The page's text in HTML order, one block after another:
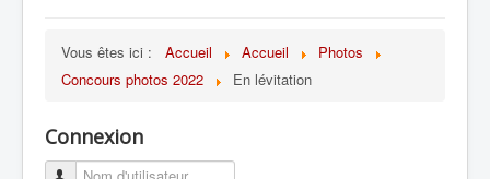
TOUT SUR LE GUMS
ESCALADE
Vous êtes ici : Accueil Accueil
Photos
Concours photos 2022
En lévitation
Connexion